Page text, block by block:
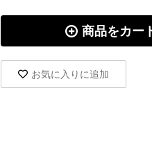
商品をカー
お気に入りに追加